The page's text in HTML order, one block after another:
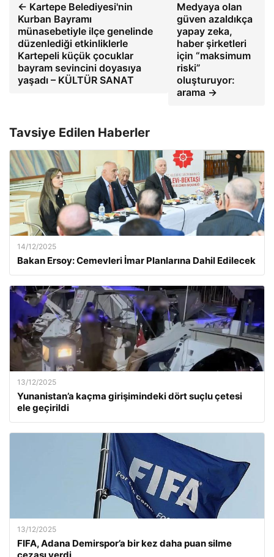
← Kartepe Belediyesi'nin
Kurban Bayramı
münasebetiyle ilçe genelinde
düzenlediği etkinliklerle
Kartepeli küçük çocuklar
bayram sevincini doyasıya
yaşadı – KÜLTÜR SANAT
Medyaya olan
güven azaldıkça
yapay zeka,
haber şirketleri
için “maksimum
riski”
oluşturuyor:
arama →
Tavsiye Edilen Haberler
14/12/2025
Bakan Ersoy: Cemevleri İmar Planlarına Dahil Edilecek
13/12/2025
Yunanistan’a kaçma girişimindeki dört suçlu çetesi
ele geçirildi
13/12/2025
FIFA, Adana Demirspor’a bir kez daha puan silme